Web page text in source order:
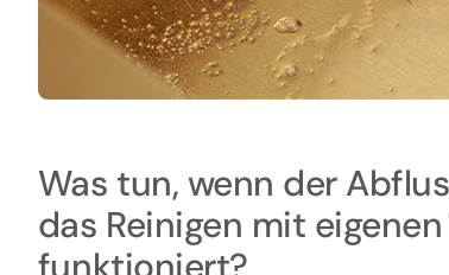
Was tun, wenn der
das Reinigen mit
funktioniert?